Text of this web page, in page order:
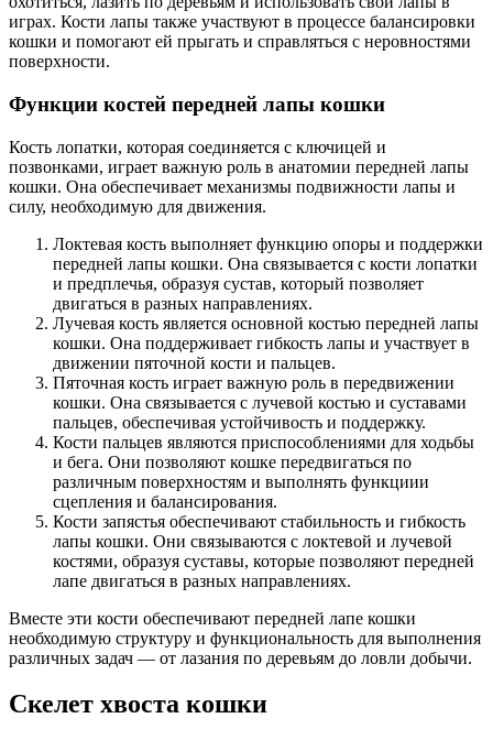
играх. Кости лапы также участвуют в процессе балансировки
кошки и помогают ей прыгать и справляться с неровностями
поверхности.
Функции костей передней лапы кошки
Кость лопатки, которая соединяется с ключицей и
позвонками, играет важную роль в анатомии передней лапы
кошки. Она обеспечивает механизмы подвижности лапы и
силу, необходимую для движения.
Локтевая кость выполняет функцию опоры и поддержки
передней лапы кошки. Она связывается с кости лопатки
и предплечья, образуя сустав, который позволяет
двигаться в разных направлениях.
Лучевая кость является основной костью передней лапы
кошки. Она поддерживает гибкость лапы и участвует в
движении пяточной кости и пальцев.
Пяточная кость играет важную роль в передвижении
кошки. Она связывается с лучевой костью и суставами
пальцев, обеспечивая устойчивость и поддержку.
Кости пальцев являются приспособлениями для ходьбы
и бега. Они позволяют кошке передвигаться по
различным поверхностям и выполнять функциии
сцепления и балансирования.
Кости запястья обеспечивают стабильность и гибкость
лапы кошки. Они связываются с локтевой и лучевой
костями, образуя суставы, которые позволяют передней
лапе двигаться в разных направлениях.
Вместе эти кости обеспечивают передней лапе кошки
необходимую структуру и функциональность для выполнения
различных задач — от лазания по деревьям до ловли добычи.
Скелет хвоста кошки